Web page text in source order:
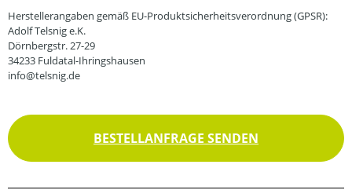
Herstellerangaben gemäß EU-Produktsicherheitsverordnung (GPSR):
Adolf Telsnig e.K.
Dörnbergstr. 27-29
34233 Fuldatal-Ihringshausen
info@telsnig.de
BESTELLANFRAGE SENDEN